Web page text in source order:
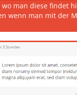
man diese findet
wenn man mit der